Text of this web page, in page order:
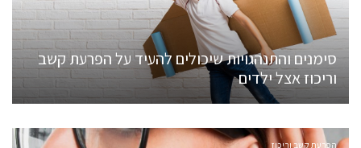
סימנים והתנהגויות שיכולים להעיד על הפרעת קשב
וריכוז אצל ילדים
הפרעת קשב וריכוז